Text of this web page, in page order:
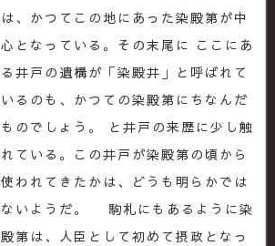
は、かつてこの地にあった染殿第が中
心となっている。その末尾に ここにあ
る井戸の遺構が「染殿井」と呼ばれて
いるのも、かつての染殿第にちなんだ
ものでしょう。 と井戸の来歴に少し触
れている。この井戸が染殿第の頃から
使われてきたかは、どうも明らかでは
ないようだ。 駒札にもあるように染
殿第は、人臣として初めて摂政となっ